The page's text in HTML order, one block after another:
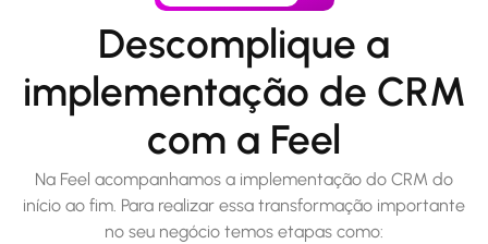
Descomplique a
implementação de CRM
com a Feel
Na Feel acompanhamos a implementação do CRM do
início ao fim. Para realizar essa transformação importante
no seu negócio temos etapas como: